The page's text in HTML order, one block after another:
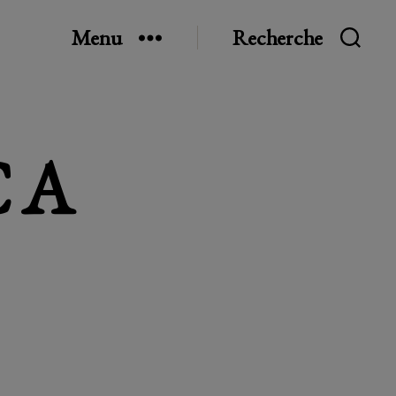
Menu Recherche